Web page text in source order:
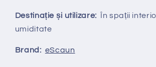
Destinație și utilizare: În spații
umiditate
Brand: eScaun